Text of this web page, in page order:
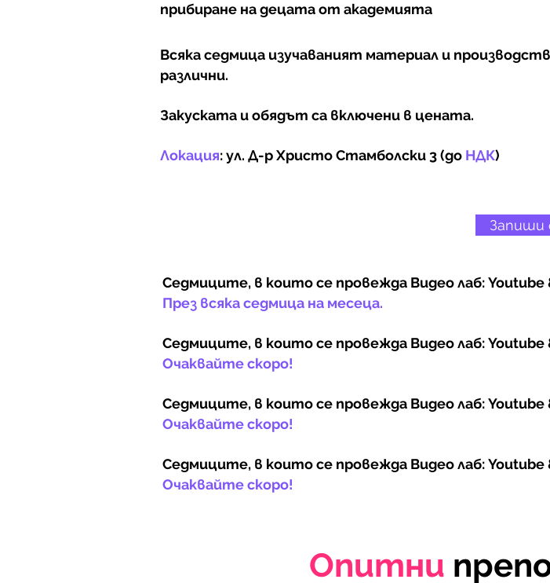
прибиране на децата от академията
Всяка седмица изучаваният материал и
различни.
Закуската и обядът са включени в цената.
Локация: ул. Д-р Христо Стамболски 3 (до НДК)
Запиши
Седмиците, в които се провежда Видео лаб: Youtube
През всяка седмица на месеца.
Седмиците, в които се провежда Видео лаб: Youtube
Очаквайте скоро!
Седмиците, в които се провежда Видео лаб: Youtube
Очаквайте скоро!
Седмиците, в които се провежда Видео лаб: Youtube
Очаквайте скоро!
Опитни